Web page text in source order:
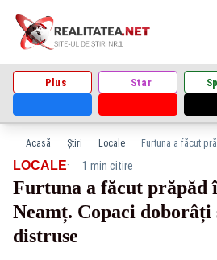
Plus Star
Acasă Știri Locale
LOCALE· 1 min citire
Furtuna a făcut prăpăd
Neamț. Copaci doborâți
distruse